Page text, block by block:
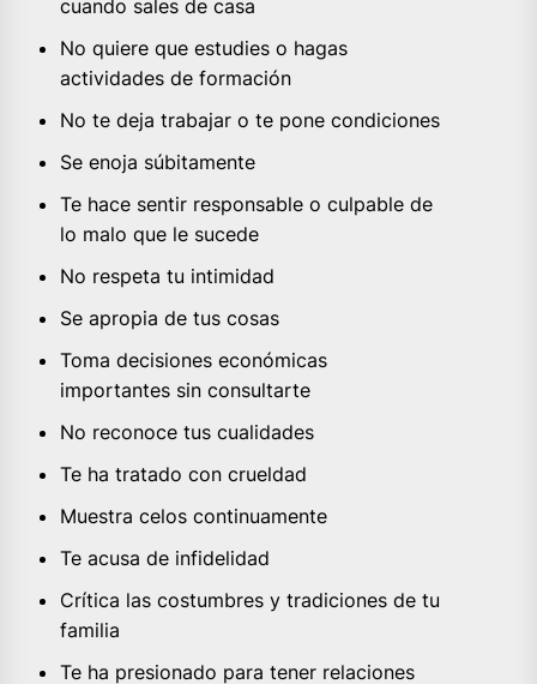
cuando sales de casa
No quiere que estudies o hagas
actividades de formación
No te deja trabajar o te pone condiciones
Se enoja súbitamente
Te hace sentir responsable o culpable de
lo malo que le sucede
No respeta tu intimidad
Se apropia de tus cosas
Toma decisiones económicas
importantes sin consultarte
No reconoce tus cualidades
Te ha tratado con crueldad
Muestra celos continuamente
Te acusa de infidelidad
Crítica las costumbres y tradiciones de tu
familia
Te ha presionado para tener relaciones